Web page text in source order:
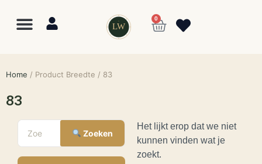
LW
0
Home / Product Breedte / 83
83
Zoeken
Het lijkt erop dat we niet
kunnen vinden wat je
zoekt.